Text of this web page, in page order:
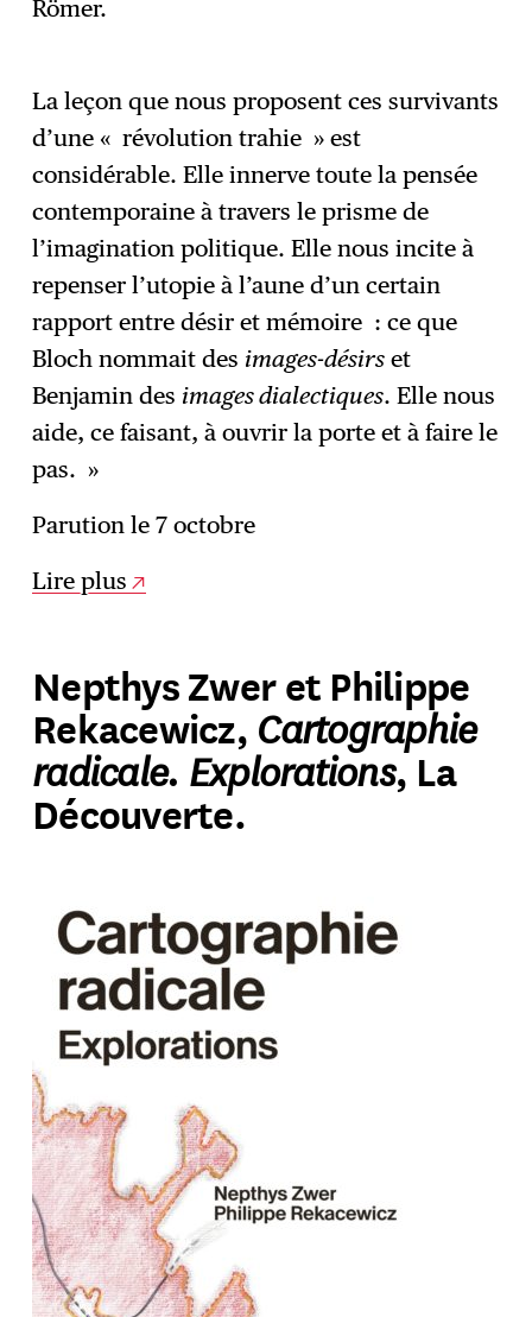
Römer.
La leçon que nous proposent ces survivants
d’une « révolution trahie » est
considérable. Elle innerve toute la pensée
contemporaine à travers le prisme de
l’imagination politique. Elle nous incite à
repenser l’utopie à l’aune d’un certain
rapport entre désir et mémoire : ce que
Bloch nommait des images-désirs et
Benjamin des images dialectiques. Elle nous
aide, ce faisant, à ouvrir la porte et à faire le
pas. »
Parution le 7 octobre
Lire plus
Nepthys Zwer et Philippe
Rekacewicz, Cartographie
radicale. Explorations, La
Découverte.